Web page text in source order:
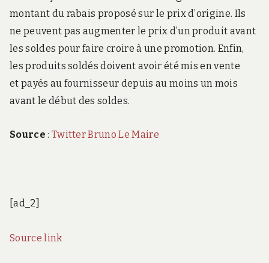
montant du rabais proposé sur le prix d’origine. Ils
ne peuvent pas augmenter le prix d’un produit avant
les soldes pour faire croire à une promotion. Enfin,
les produits soldés doivent avoir été mis en vente
et payés au fournisseur depuis au moins un mois
avant le début des soldes.
Source: Twitter Bruno Le Maire
[ad_2]
Source link